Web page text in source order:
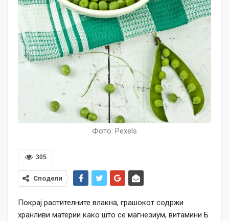
Фото: Pexels
305
Сподели
Покрај растителните влакна, грашокот содржи
хранливи материи како што се магнезиум, витамини Б